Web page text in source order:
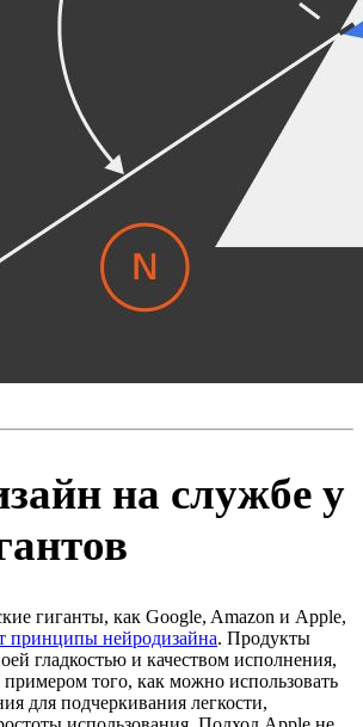
на службе у
гиганты, как Google, Amazon и Apple,
принципы нейродизайна. Продукты
гладкостью и качеством исполнения,
того, как можно использовать
для подчеркивания легкости,